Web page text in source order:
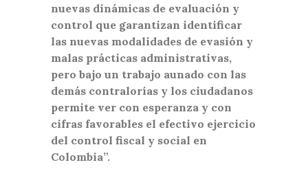
nuevas dinámicas de evaluación y
control que garantizan identificar
las nuevas modalidades de evasión y
malas prácticas administrativas,
pero bajo un trabajo aunado con las
demás contralorías y los ciudadanos
permite ver con esperanza y con
cifras favorables el efectivo ejercicio
del control fiscal y social en
Colombia”.